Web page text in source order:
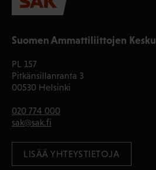
Suomen Ammattiliittojen
PL 157
Pitkänsillanranta 3
00530 Helsinki
020 774 000
sak@sak.fi
LISÄÄ YHTEYSTIETOJA